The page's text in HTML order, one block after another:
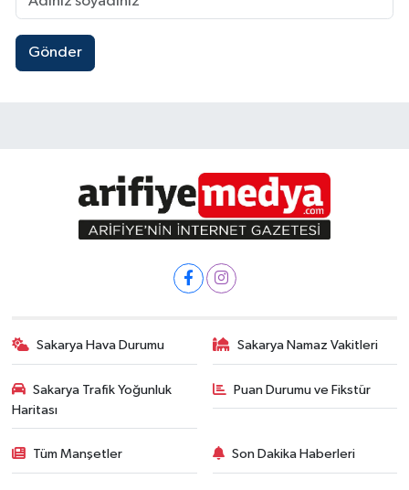
Gönder
Sakarya Hava Durumu Sakarya Namaz Vakitleri
Sakarya Trafik Yoğunluk
Haritası
Puan Durumu ve Fikstür
Tüm Manşetler Son Dakika Haberleri